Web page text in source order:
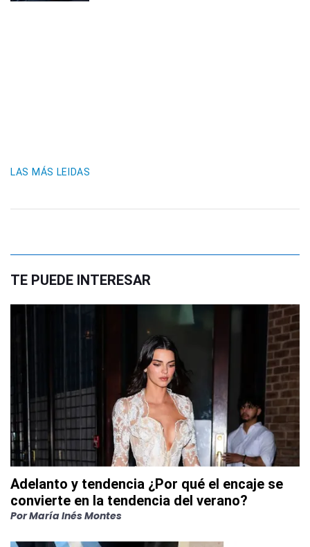
LAS MÁS LEIDAS
TE PUEDE INTERESAR
Adelanto y tendencia ¿Por qué el encaje se
convierte en la tendencia del verano?
PorMaría Inés Montes